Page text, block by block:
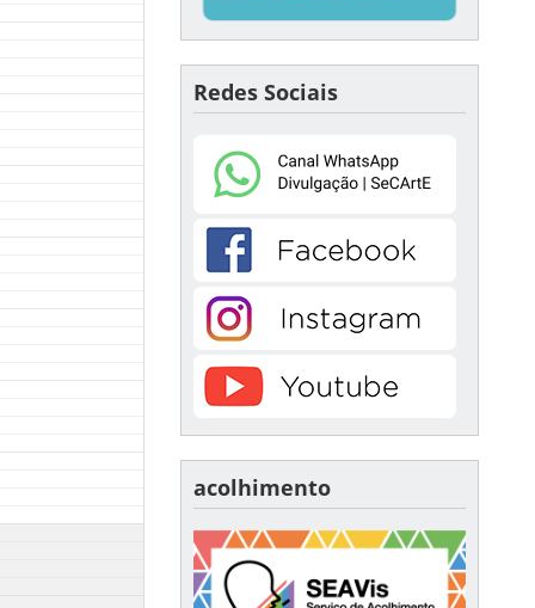
Redes Sociais
acolhimento